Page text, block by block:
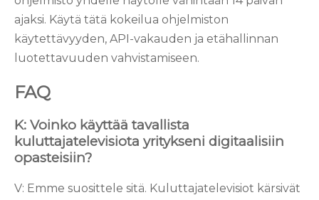
ajaksi. Käytä tätä kokeilua ohjelmiston
käytettävyyden, API-vakauden ja etähallinnan
luotettavuuden vahvistamiseen.
FAQ
K: Voinko käyttää tavallista
kuluttajatelevisiota yritykseni digitaalisiin
opasteisiin?
V: Emme suosittele sitä. Kuluttajatelevisiot kärsivät